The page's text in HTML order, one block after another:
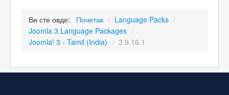
Ви сте овде: Почетак / Language Packs /
Joomla 3 Language Packages /
Joomla! 3 - Tamil (India) / 3.9.16.1